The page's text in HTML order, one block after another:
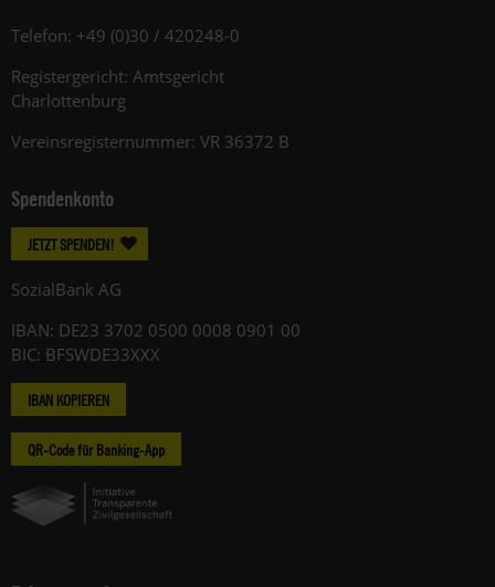
Telefon: +49 (0)30 / 420248-0
Registergericht: Amtsgericht
Charlottenburg
Vereinsregisternummer: VR 36372 B
Spendenkonto
JETZT SPENDEN!
SozialBank AG
IBAN: DE23 3702 0500 0008 0901 00
BIC: BFSWDE33XXX
IBAN KOPIEREN
QR-Code für Banking-App